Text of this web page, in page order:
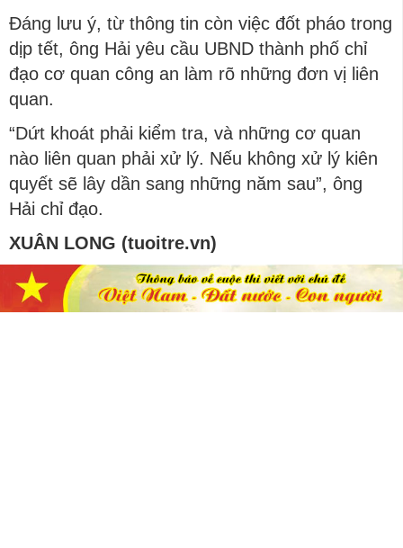
Đáng lưu ý, từ thông tin còn việc đốt pháo trong
dịp tết, ông Hải yêu cầu UBND thành phố chỉ
đạo cơ quan công an làm rõ những đơn vị liên
quan.
“Dứt khoát phải kiểm tra, và những cơ quan
nào liên quan phải xử lý. Nếu không xử lý kiên
quyết sẽ lây dần sang những năm sau”, ông
Hải chỉ đạo.
XUÂN LONG (tuoitre.vn)